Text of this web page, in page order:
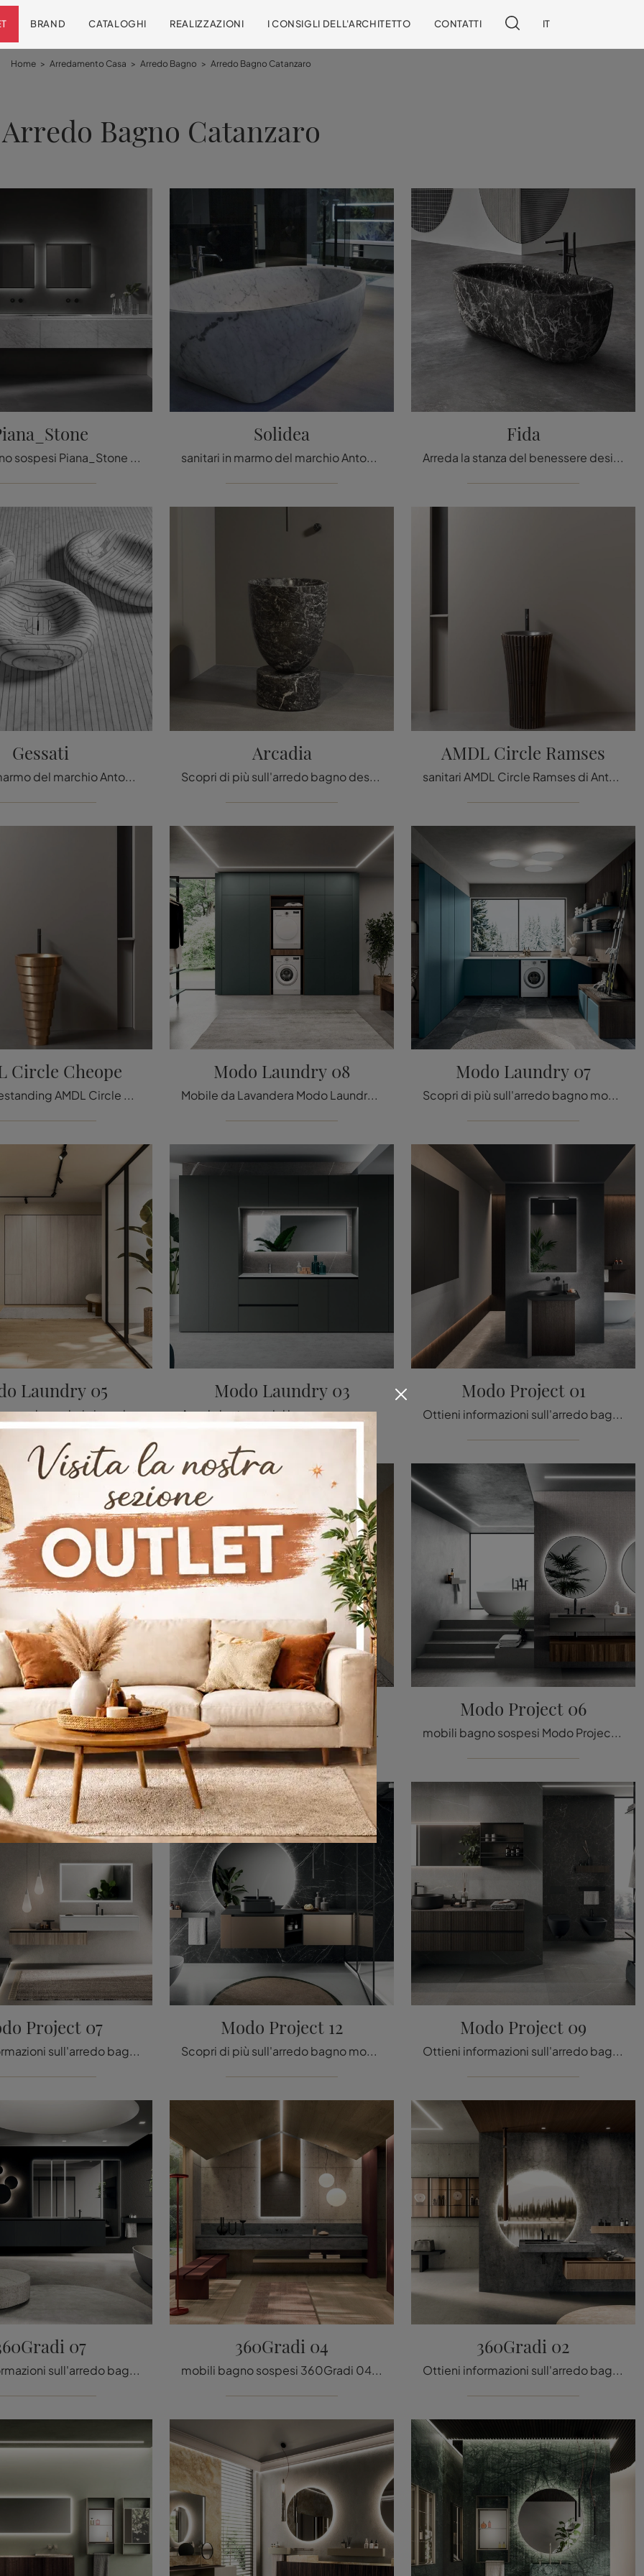
BRAND CATALOGHI REALIZZAZIONI I CONSIGLI DELL'ARCHITETTO CONTATTI IT
Home > Arredamento Casa > Arredo Bagno > Arredo Bagno Catanzaro
Arredo Bagno Catanzaro
mobili bagno sospesi Piana_Stone di Antoniolupi: scopri l'Arredo Bagno in marmo design e arreda la stanza del benessere.
Solidea
sanitari in marmo del marchio Antoniolupi: clicca e scopri l'arredo bagno design Solidea per la stanza del benessere.
Fida
Arreda la stanza del benessere design alla perfezione con Fida, sanitari e accessori in marmo di Antoniolupi.
Gessati
sanitari in marmo del marchio Antoniolupi: clicca e scopri l'arredo bagno design Gessati per il bagno di casa.
Arcadia
Scopri di più sull'arredo bagno design: sanitari in marmo come il modello Arcadia di Antoniolupi ti aspettano.
AMDL Circle Ramses
sanitari AMDL Circle Ramses di Antoniolupi: scopri l'Arredo Bagno in legno design e arreda il bagno di casa.
Circle Cheope
Lavabo freestanding AMDL Circle Cheope di Antoniolupi: clicca e scopri di più su sanitari in metallo e elementi accessori della marca.
Modo Laundry 08
Mobile da Lavandera Modo Laundry 08 di Arrital: clicca e ottieni informazioni su mobili bagno per lavanderia in HPL e elementi accessori del marchio.
Modo Laundry 07
Scopri di più sull'arredo bagno moderno: mobili bagno per lavanderia in laccato opaco come il modello Modo Laundry 07 di Arrital ti attendono.
Laundry 05
mobili bagno per lavanderia in melaminico della marca Arrital: clicca e scopri l'arredo bagno moderno Modo Laundry 05 per il bagno di casa.
Modo Laundry 03
Arreda la stanza del benessere moderno ottimamente con Modo Laundry 03, mobili bagno per lavanderia e oggetti in melaminico di Arrital.
Modo Project 01
Ottieni informazioni sull'arredo bagno moderno: mobili bagno a terra in legno come il modello Modo Project 01 di Arrital ti attendono.
Project 02
Arreda la stanza del benessere moderno alla perfezione con Modo Project 02, mobili bagno a terra e oggetti in laminato di Arrital.
Modo Project 05
Mobile da Bagno sospeso Modo Project 05 di Arrital: clicca e scopri di più su mobili bagno sospesi in legno e elementi accessori della marca.
Modo Project 06
mobili bagno sospesi Modo Project 06 di Arrital: scopri l'Arredo Bagno in legno moderno e arreda il bagno di casa.
Project 07
Ottieni informazioni sull'arredo bagno moderno: mobili bagno sospesi in laminato come il modello Modo Project 07 di Arrital ti attendono.
Modo Project 12
Scopri di più sull'arredo bagno moderno: mobili bagno sospesi in metallo come il modello Modo Project 12 di Arrital ti attendono.
Modo Project 09
Ottieni informazioni sull'arredo bagno moderno: mobili bagno sospesi in legno come il modello Modo Project 09 di Arrital ti attendono.
07
Ottieni informazioni sull'arredo bagno design: mobili bagno sospesi in legno come il modello 360Gradi 07 di Arrital ti attendono.
360Gradi 04
mobili bagno sospesi 360Gradi 04 di Arrital: scopri l'Arredo Bagno in resina minerale design e arreda il tuo bagno.
360Gradi 02
Ottieni informazioni sull'arredo bagno design: mobili bagno sospesi in legno come il modello 360Gradi 02 di Arrital ti aspettano.